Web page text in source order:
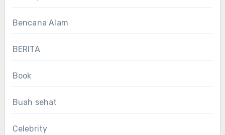
Bencana Alam
BERITA
Book
Buah sehat
Celebrity